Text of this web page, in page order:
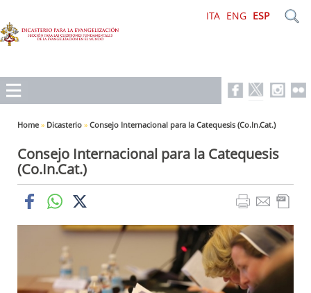
ITA ENG ESP
Home » Dicasterio » Consejo Internacional para la Catequesis (Co.In.Cat.)
Consejo Internacional para la Catequesis
(Co.In.Cat.)